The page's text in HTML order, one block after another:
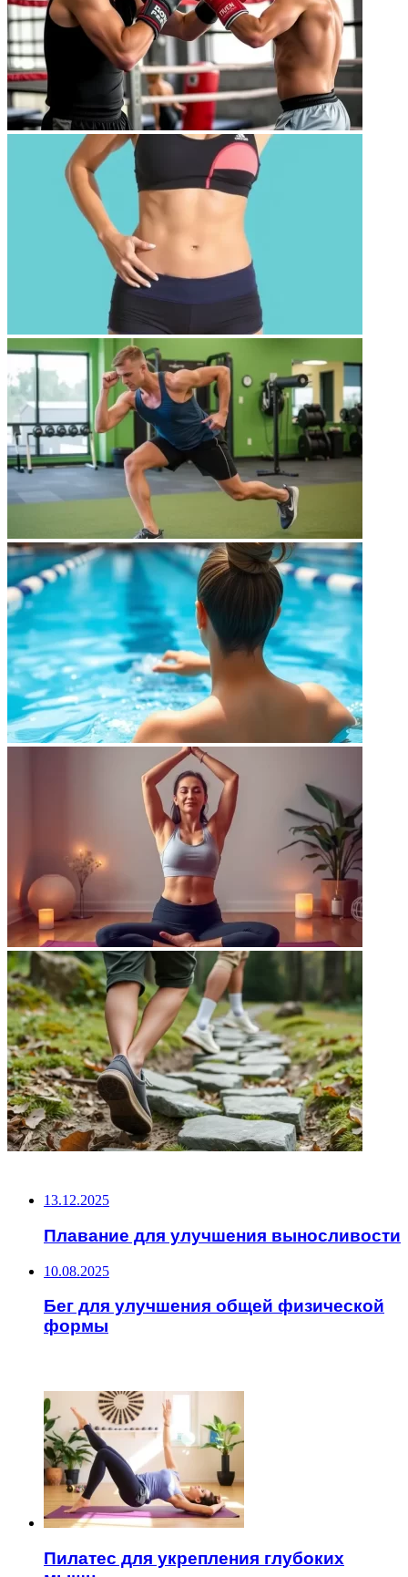
13.12.2025
Плавание для улучшения выносливости
10.08.2025
Бег для улучшения общей физической
формы
Пилатес для укрепления глубоких